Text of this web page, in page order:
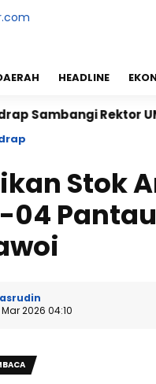
HEADLINE
Rektor UMS dan
Stok
04
Mar 2026 04:10